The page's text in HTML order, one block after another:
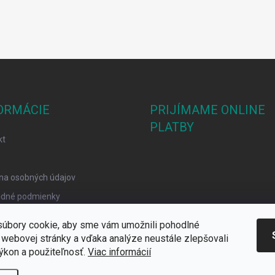
cookie, aby sme vám umožnili pohodlné
stránky a vďaka analýze neustále zlepšovali
a použiteľnosť. Viac informácií
osobných údajov
podmienky
Cookies
PRIJÍMAME ONLINE
PLATBY